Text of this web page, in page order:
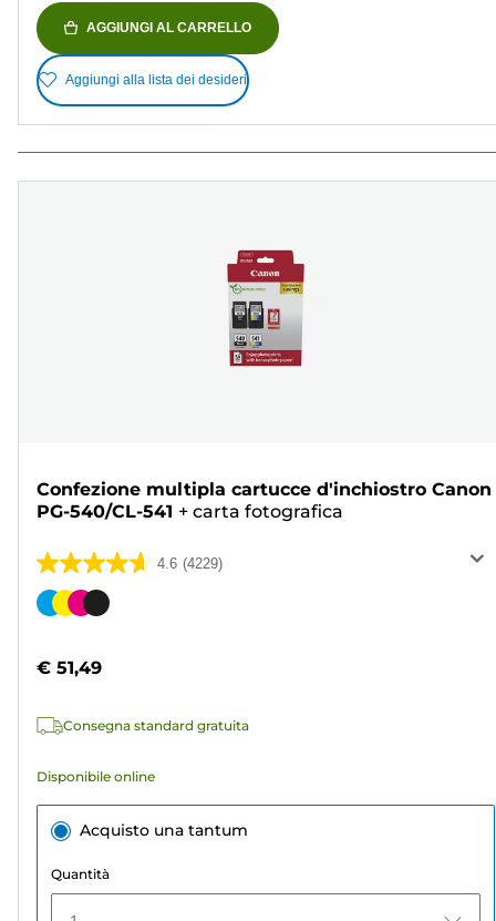
AGGIUNGI AL CARRELLO
Aggiungi alla lista dei desideri
Confezione multipla cartucce d'inchiostro Canon
PG-540/CL-541 + carta fotografica
4.6 (4229)
4.6
su
4229
Cartuccia
€ 51,49
Consegna standard gratuita
Disponibile online
Acquisto una tantum
Quantità